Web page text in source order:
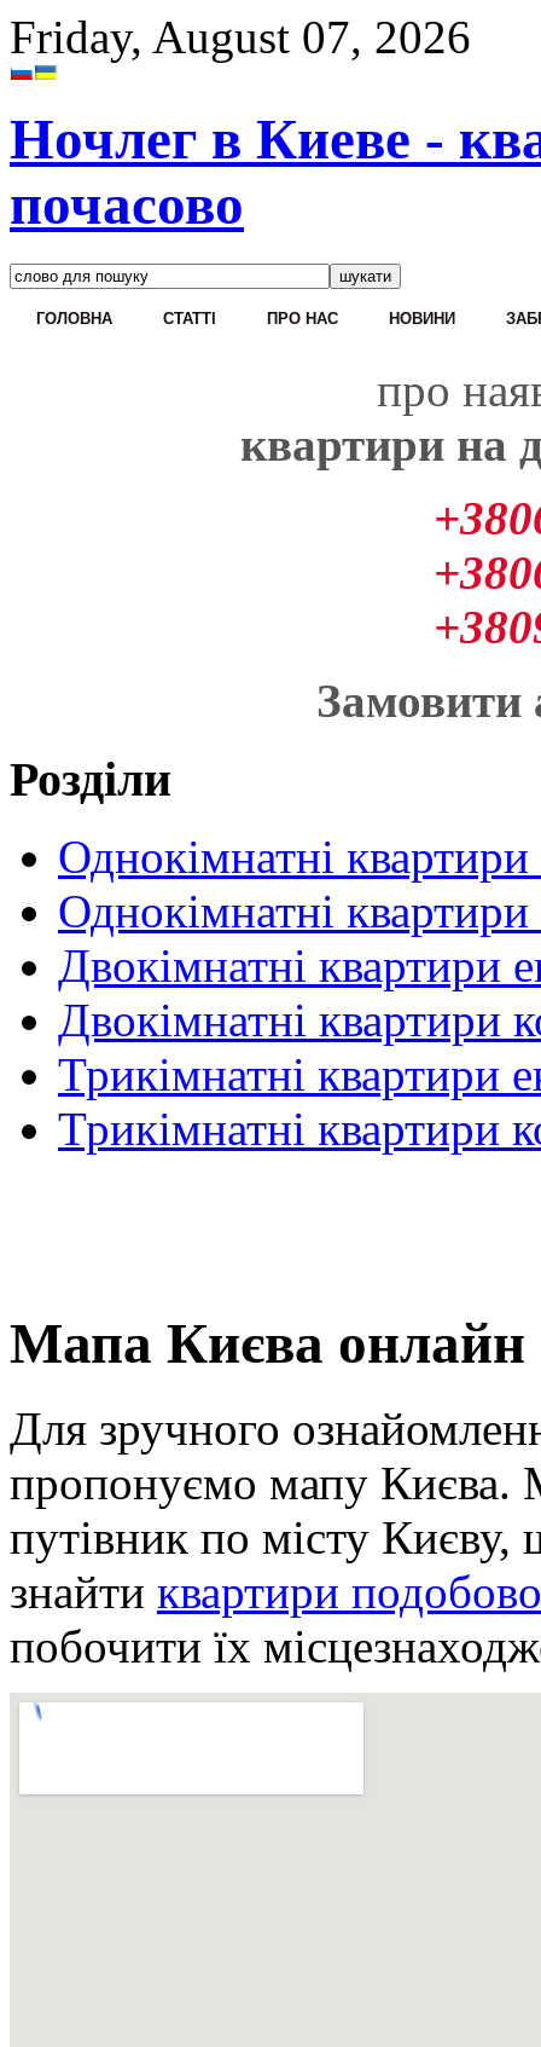
Friday, August 07, 2026
Ночлег в Киеве -
почасово
ГОЛОВНА CТАТТІ ПРО НАС НОВИНИ
про
квартири на
Замовити
Розділи
Однокімнатні
Однокімнатні
Двокімнатні квартири
Двокімнатні квартири
Трикімнатні квартири
Трикімнатні квартири
Мапа Києва онлайн
Для зручного
пропонуємо мапу Києва.
путівник по місту
знайти квартири подобово
побочити їх